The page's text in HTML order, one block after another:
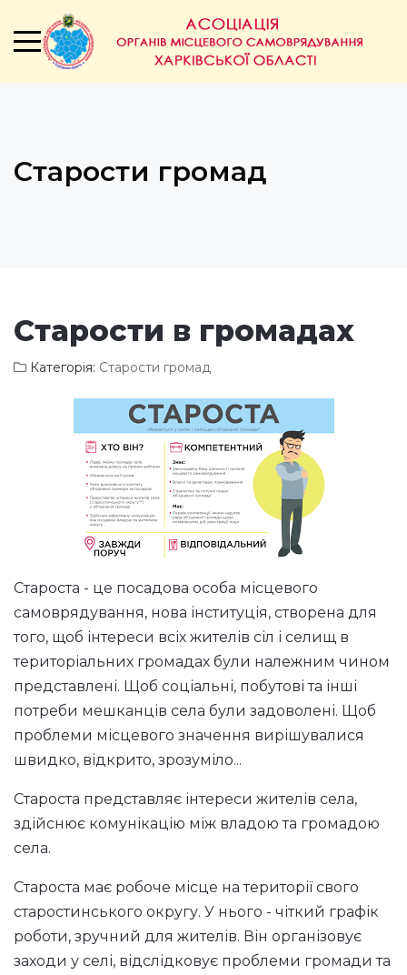
Старости громад
Старости в громадах
Категорія: Старости громад
Староста - це посадова особа місцевого
самоврядування, нова інституція, створена для
того, щоб інтереси всіх жителів сіл і селищ в
територіальних громадах були належним чином
представлені. Щоб соціальні, побутові та інші
потреби мешканців села були задоволені. Щоб
проблеми місцевого значення вирішувалися
швидко, відкрито, зрозуміло...
Староста представляє інтереси жителів села,
здійснює комунікацію між владою та громадою
села.
Староста має робоче місце на території свого
старостинського округу. У нього - чіткий графік
роботи, зручний для жителів. Він організовує
заходи у селі, відслідковує проблеми громади та